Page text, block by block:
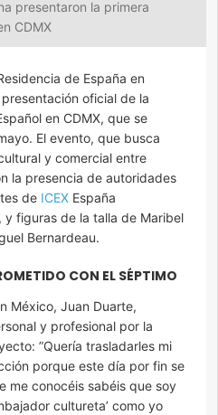
presentaron la primera
CDMX
de España en
oficial de la
en CDMX, que se
El evento, que busca
y comercial entre
la presencia de autoridades
de ICEX España
y figuras de la talla de Maribel
Bernardeau.
CON EL SÉPTIMO
México, Juan Duarte,
y profesional por la
”Quería trasladarles mi
porque este día por fin se
me conocéis sabéis que soy
cultureta’ como yo